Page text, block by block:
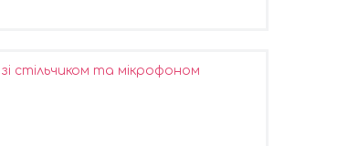
стільчиком та мікрофоном